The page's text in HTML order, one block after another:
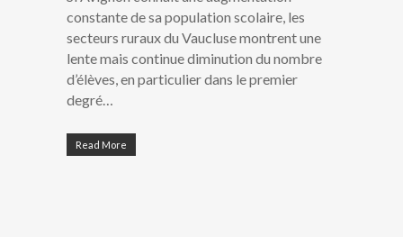
constante de sa population scolaire, les
secteurs ruraux du Vaucluse montrent une
lente mais continue diminution du nombre
d’élèves, en particulier dans le premier
degré…
Read More